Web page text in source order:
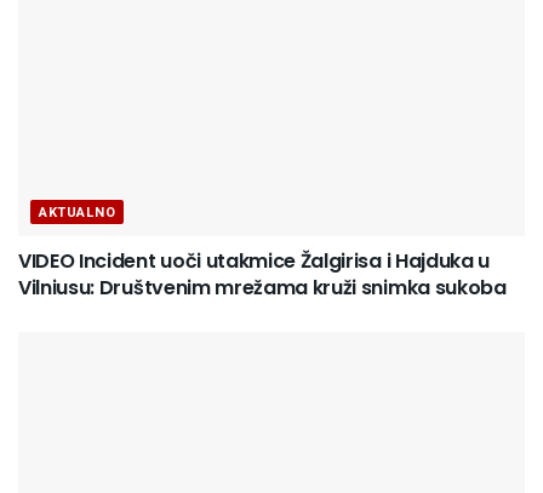
AKTUALNO
VIDEO Incident uoči utakmice Žalgirisa i Hajduka u
Vilniusu: Društvenim mrežama kruži snimka sukoba